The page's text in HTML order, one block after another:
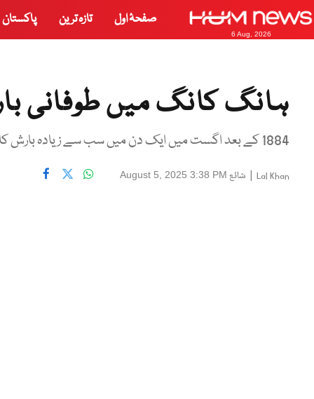
6 Aug, 2026
صفحۂ اول تازہ ترین پاکستان
ہانگ کانگ میں طوفانی بارشیں، 141 سالہ
1884 کے بعد اگست میں ایک دن میں سب سے زیادہ بارش کا ریکارڈ بن گیا
Lal Khan
| شائع August 5, 2025 3:38 PM